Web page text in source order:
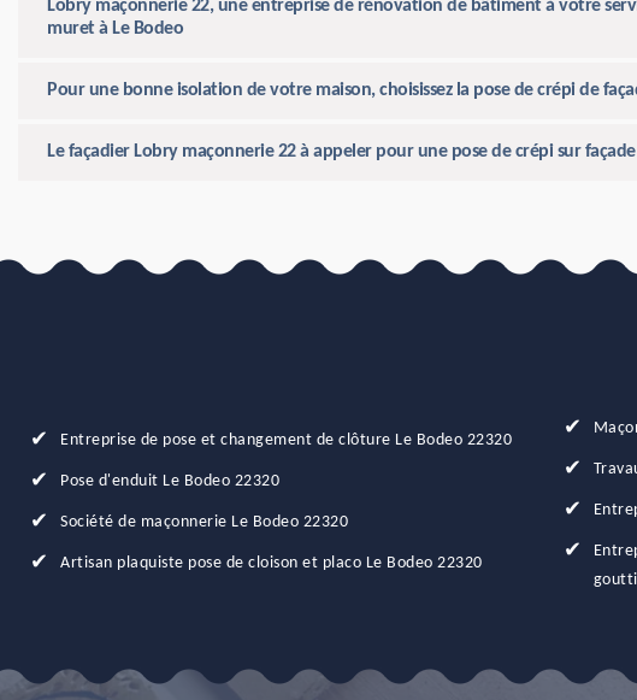
Lobry maçonnerie 22, une entreprise de rénovation de bâtiment à votre
muret à Le Bodeo
Pour une bonne isolation de votre maison, choisissez la pose de crépi de
Le façadier Lobry maçonnerie 22 à appeler pour une pose de crépi sur
Entreprise de pose et changement de clôture Le Bodeo 22320
Pose d'enduit Le Bodeo 22320
Société de maçonnerie Le Bodeo 22320
Artisan plaquiste pose de cloison et placo Le Bodeo 22320